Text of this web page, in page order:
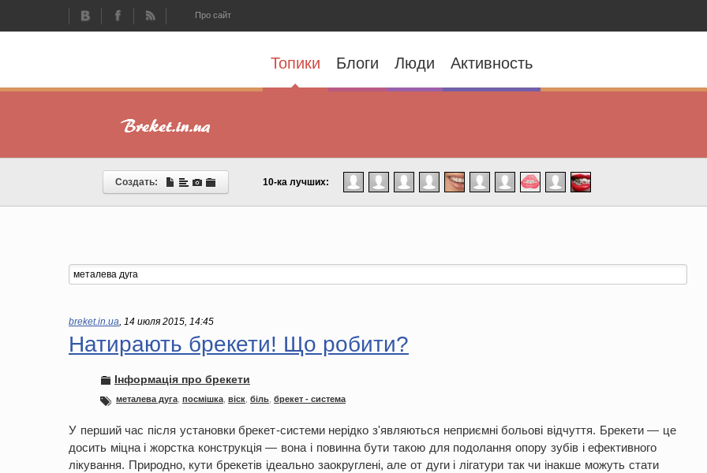
Про сайт
Топики Блоги Люди Активность
Создать: 10-ка лучших:
breket.in.ua, 14 июля 2015, 14:45
Натирають брекети! Що робити?
Інформація про брекети
металева дуга посмішка віск біль брекет - система
У перший час після установки брекет-системи нерідко з'являються неприємні больові відчуття. Брекети — це
досить міцна і жорстка конструкція — вона і повинна бути такою для подолання опору зубів і ефективного
лікування. Природно, кути брекетів ідеально заокруглені, але от дуги і лігатури так чи інакше можуть стати